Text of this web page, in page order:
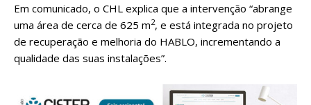
Em comunicado, o CHL explica que a intervenção “abrange
uma área de cerca de 625 m2, e está integrada no projeto
de recuperação e melhoria do HABLO, incrementando a
qualidade das suas instalações”.